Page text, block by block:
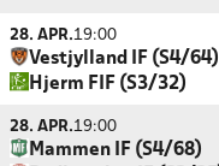
28. APR.19:00
Vestjylland IF (S4/64)
Hjerm FIF (S3/32)
28. APR.19:00
Mammen IF (S4/68)